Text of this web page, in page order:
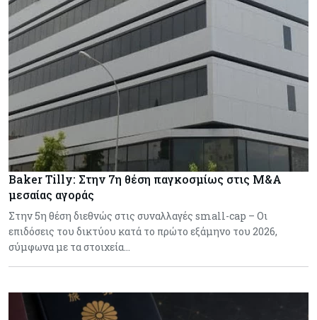
Baker Tilly: Στην 7η θέση παγκοσμίως στις M&A
μεσαίας αγοράς
Στην 5η θέση διεθνώς στις συναλλαγές small-cap – Οι
επιδόσεις του δικτύου κατά το πρώτο εξάμηνο του 2026,
σύμφωνα με τα στοιχεία…